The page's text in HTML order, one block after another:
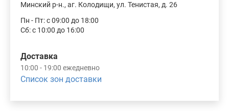
Минский р-н., аг. Колодищи, ул. Тенистая, д. 26
Пн - Пт: с 09:00 до 18:00
Сб: с 10:00 до 16:00
Доставка
10:00 - 19:00 ежедневно
Список зон доставки